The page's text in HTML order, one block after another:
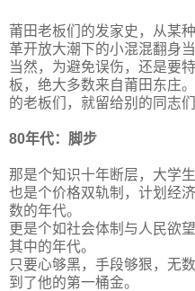
莆田老板们的发家史，从某
革开放大潮下的小混混翻身
当然，为避免误伤，还是要
板，绝大多数来自莆田东庄
的老板们，就留给别的同志们
80年代：脚步
那是个知识十年断层，大学
也是个价格双轨制，计划经
数的年代。
更是个如社会体制与人民欲
其中的年代。
只要心够黑，手段够狠，无
到了他的第一桶金。